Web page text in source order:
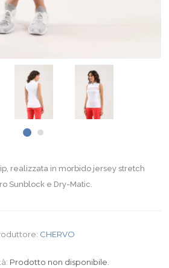
realizzata in morbido jersey stretch
Sunblock e Dry-Matic.
CHERVO
Prodotto non disponibile.